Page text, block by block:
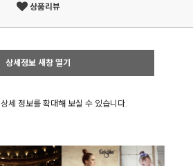
상품리뷰
상세정보 새창 열기
상세 정보를 확대해 보실 수 있습니다.